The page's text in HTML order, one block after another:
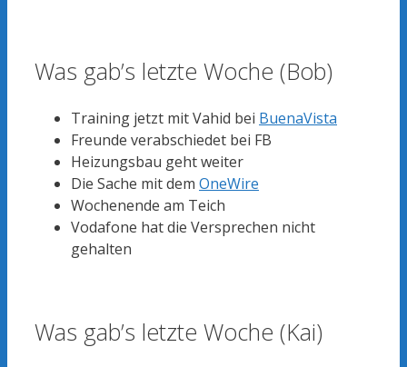
Was gab’s letzte Woche (Bob)
Training jetzt mit Vahid bei BuenaVista
Freunde verabschiedet bei FB
Heizungsbau geht weiter
Die Sache mit dem OneWire
Wochenende am Teich
Vodafone hat die Versprechen nicht
gehalten
Was gab’s letzte Woche (Kai)